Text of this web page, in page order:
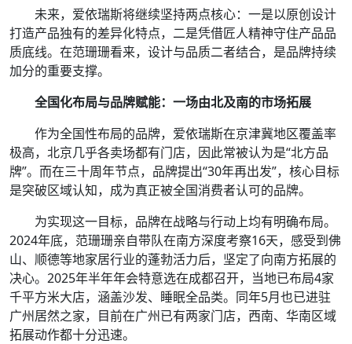
未来，爱依瑞斯将继续坚持两点核心：一是以原创设计
打造产品独有的差异化特点，二是凭借匠人精神守住产品品
质底线。在范珊珊看来，设计与品质二者结合，是品牌持续
加分的重要支撑。
全国化布局与品牌赋能：一场由北及南的市场拓展
作为全国性布局的品牌，爱依瑞斯在京津冀地区覆盖率
极高，北京几乎各卖场都有门店，因此常被认为是“北方品
牌”。而在三十周年节点，品牌提出“30年再出发”，核心目标
是突破区域认知，成为真正被全国消费者认可的品牌。
为实现这一目标，品牌在战略与行动上均有明确布局。
2024年底，范珊珊亲自带队在南方深度考察16天，感受到佛
山、顺德等地家居行业的蓬勃活力后，坚定了向南方拓展的
决心。2025年半年年会特意选在成都召开，当地已布局4家
千平方米大店，涵盖沙发、睡眠全品类。同年5月也已进驻
广州居然之家，目前在广州已有两家门店，西南、华南区域
拓展动作都十分迅速。